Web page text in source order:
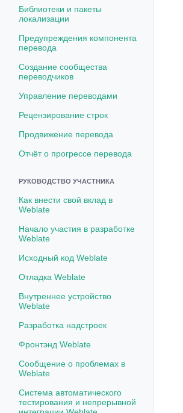
Библиотеки и пакеты
локализации
Предупреждения компонента
перевода
Создание сообщества
переводчиков
Управление переводами
Рецензирование строк
Продвижение перевода
Отчёт о прогрессе перевода
РУКОВОДСТВО УЧАСТНИКА
Как внести свой вклад в
Weblate
Начало участия в разработке
Weblate
Исходный код Weblate
Отладка Weblate
Внутреннее устройство
Weblate
Разработка надстроек
Фронтэнд Weblate
Сообщение о проблемах в
Weblate
Система автоматического
тестирования и непрерывной